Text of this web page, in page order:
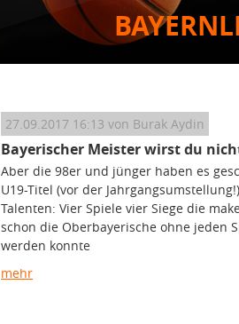
27.09.2017 16:13 von Burak Aydin
Bayerischer Meister wirst du
Aber die 98er und jünger haben es
U19-Titel (vor der
Talenten: Vier Spiele vier Siege die
schon die Oberbayerische ohne jeden
werden konnte
mehr